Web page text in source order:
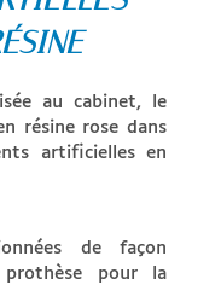
au cabinet, le
résine rose dans
artificielles en
de façon
pour la